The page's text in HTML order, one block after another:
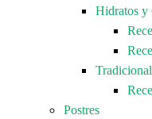
Hidratos y
Tradicional
Postres